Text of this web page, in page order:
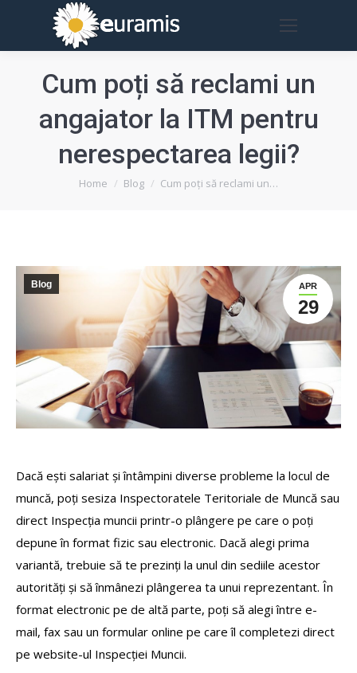
Cum poți să reclami un
angajator la ITM pentru
nerespectarea legii?
You are here:
Home Blog Cum poți să reclami un…
APR
29
Blog
Dacă ești salariat și întâmpini diverse probleme la locul de
muncă, poți sesiza Inspectoratele Teritoriale de Muncă sau
direct Inspecția muncii printr-o plângere pe care o poți
depune în format fizic sau electronic. Dacă alegi prima
variantă, trebuie să te prezinți la unul din sediile acestor
autorități și să înmânezi plângerea ta unui reprezentant. În
format electronic pe de altă parte, poți să alegi între e-
mail, fax sau un formular online pe care îl completezi direct
pe website-ul Inspecției Muncii.